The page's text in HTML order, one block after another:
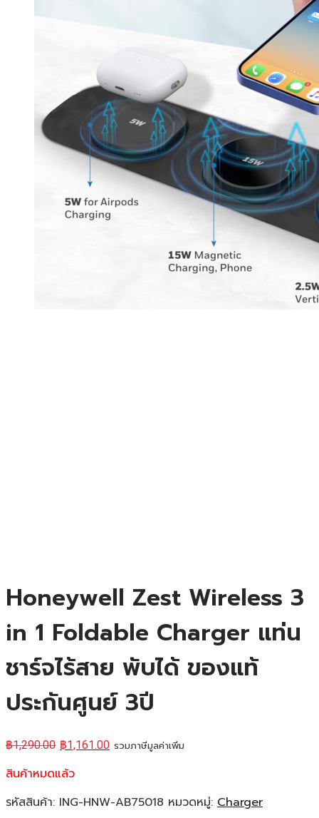
Honeywell Zest Wireless 3
in 1 Foldable Charger แท่น
ชาร์จไร้สาย พับได้ ของแท้
ประกันศูนย์ 3ปี
฿1,290.00 ฿1,161.00 รวมภาษีมูลค่าเพิ่ม
สินค้าหมดแล้ว
รหัสสินค้า: ING-HNW-AB75018 หมวดหมู่: Charger